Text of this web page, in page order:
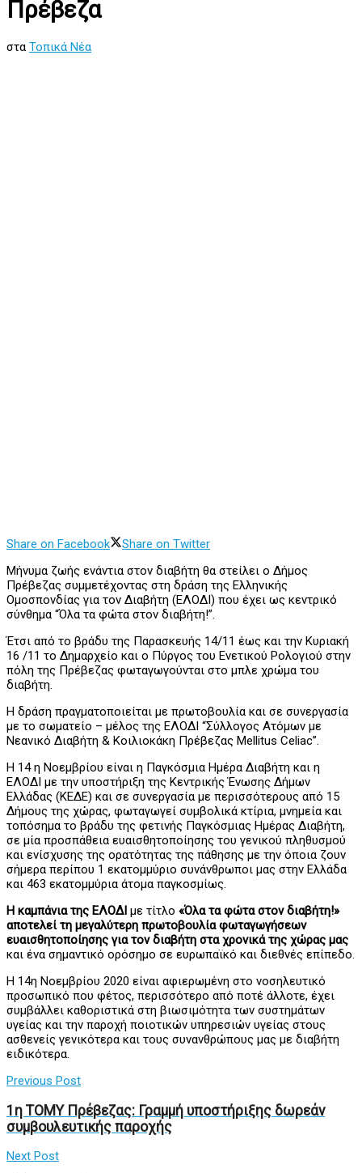
Πρέβεζα
στα Τοπικά Νέα
Share on Facebook
Share on Twitter
Μήνυμα ζωής ενάντια στον διαβήτη θα στείλει ο Δήμος
Πρέβεζας συμμετέχοντας στη δράση της Ελληνικής
Ομοσπονδίας για τον Διαβήτη (ΕΛΟΔΙ) που έχει ως κεντρικό
σύνθημα “Όλα τα φώτα στον διαβήτη!”.
Έτσι από το βράδυ της Παρασκευής 14/11 έως και την Κυριακή
16 /11 το Δημαρχείο και ο Πύργος του Ενετικού Ρολογιού στην
πόλη της Πρέβεζας φωταγωγούνται στο μπλε χρώμα του
διαβήτη.
Η δράση πραγματοποιείται με πρωτοβουλία και σε συνεργασία
με το σωματείο – μέλος της ΕΛΟΔΙ “Σύλλογος Ατόμων με
Νεανικό Διαβήτη & Κοιλιοκάκη Πρέβεζας Mellitus Celiac”.
Η 14 η Νοεμβρίου είναι η Παγκόσμια Ημέρα Διαβήτη και η
ΕΛΟΔΙ με την υποστήριξη της Κεντρικής Ένωσης Δήμων
Ελλάδας (ΚΕΔΕ) και σε συνεργασία με περισσότερους από 15
Δήμους της χώρας, φωταγωγεί συμβολικά κτίρια, μνημεία και
τοπόσημα το βράδυ της φετινής Παγκόσμιας Ημέρας Διαβήτη,
σε μία προσπάθεια ευαισθητοποίησης του γενικού πληθυσμού
και ενίσχυσης της ορατότητας της πάθησης με την όποια ζουν
σήμερα περίπου 1 εκατομμύριο συνάνθρωποι μας στην Ελλάδα
και 463 εκατομμύρια άτομα παγκοσμίως.
Η καμπάνια της ΕΛΟΔΙ με τίτλο «Όλα τα φώτα στον διαβήτη!»
αποτελεί τη μεγαλύτερη πρωτοβουλία φωταγωγήσεων
ευαισθητοποίησης για τον διαβήτη στα χρονικά της χώρας μας
και ένα σημαντικό ορόσημο σε ευρωπαϊκό και διεθνές επίπεδο.
Η 14η Νοεμβρίου 2020 είναι αφιερωμένη στο νοσηλευτικό
προσωπικό που φέτος, περισσότερο από ποτέ άλλοτε, έχει
συμβάλλει καθοριστικά στη βιωσιμότητα των συστημάτων
υγείας και την παροχή ποιοτικών υπηρεσιών υγείας στους
ασθενείς γενικότερα και τους συνανθρώπους μας με διαβήτη
ειδικότερα.
Previous Post
1η ΤΟΜΥ Πρέβεζας: Γραμμή υποστήριξης δωρεάν
συμβουλευτικής παροχής
Next Post